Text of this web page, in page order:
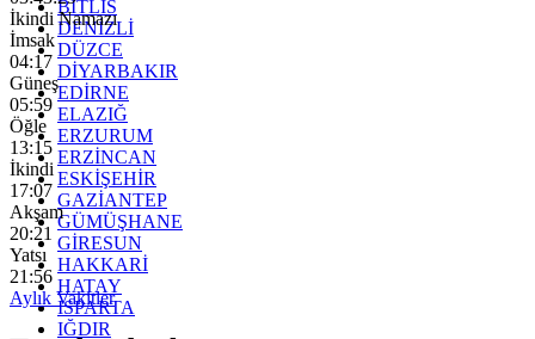
BİTLİS
DENİZLİ
DÜZCE
DİYARBAKIR
EDİRNE
ELAZIĞ
ERZURUM
ERZİNCAN
ESKİŞEHİR
GAZİANTEP
GÜMÜŞHANE
GİRESUN
HAKKARİ
HATAY
ISPARTA
IĞDIR
İkindi Namazı
İmsak
04:17
Güneş
05:59
Öğle
13:15
İkindi
17:07
Akşam
20:21
Yatsı
21:56
Aylık Vakitler